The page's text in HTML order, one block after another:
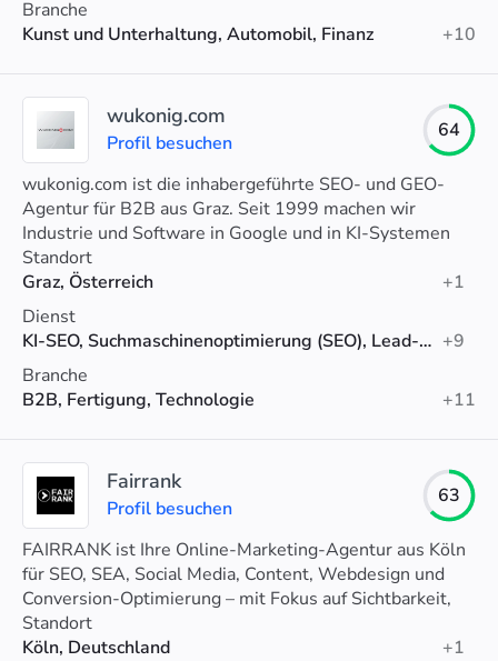
Branche
Kunst und Unterhaltung, Automobil, Finanz
+10
wukonig.com
Profil besuchen
64
wukonig.com ist die inhabergeführte SEO- und GEO-
Agentur für B2B aus Graz. Seit 1999 machen wir
Industrie und Software in Google und in KI-Systemen
wie ChatGPT sichtbar.
Standort
Graz, Österreich
+1
Dienst
KI-SEO, Suchmaschinenoptimierung (SEO), Lead-Generierung +9
Branche
B2B, Fertigung, Technologie
+11
Fairrank
Profil besuchen
63
FAIRRANK ist Ihre Online-Marketing-Agentur aus Köln
für SEO, SEA, Social Media, Content, Webdesign und
Conversion-Optimierung – mit Fokus auf Sichtbarkeit,
Leads und Wachstum.
Standort
Köln, Deutschland
+1